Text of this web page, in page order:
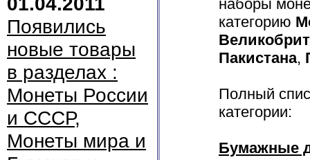
Появились
новые товары
в разделах :
Монеты России
и СССР,
Монеты мира и
наборы
категорию
Пакистана,
Полный
категории:
Бумажные